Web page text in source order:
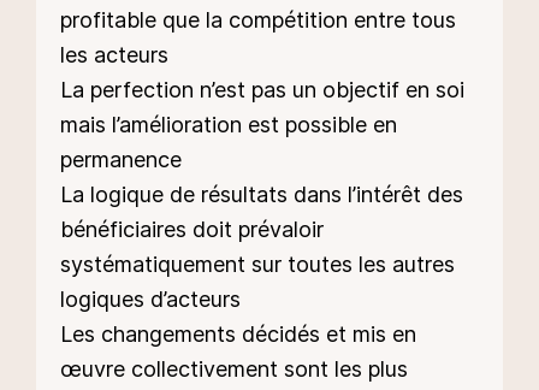
profitable que la compétition entre tous
les acteurs
La perfection n’est pas un objectif en soi
mais l’amélioration est possible en
permanence
La logique de résultats dans l’intérêt des
bénéficiaires doit prévaloir
systématiquement sur toutes les autres
logiques d’acteurs
Les changements décidés et mis en
œuvre collectivement sont les plus